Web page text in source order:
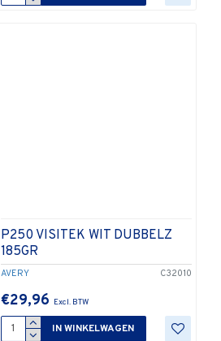
AVERY C32010
P250 VISITEK WIT DUBBELZ
185GR
€29,96
IN WINKELWAGEN